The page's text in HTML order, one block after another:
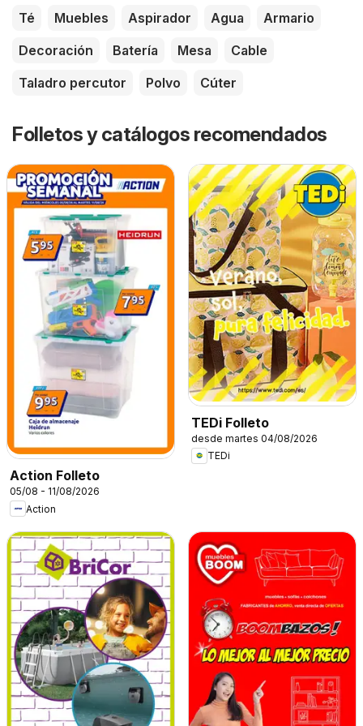
Té Muebles Aspirador Agua
Armario
Decoración
Batería Mesa
Cable
Taladro percutor
Polvo Cúter
Folletos y catálogos recomendados
Action Folleto
05/08 - 11/08/2026
Action
TEDi Folleto
desde martes 04/08/2026
TEDi